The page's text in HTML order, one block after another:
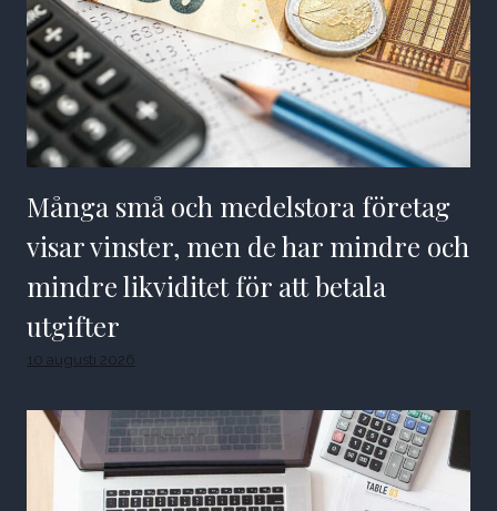
Många små och medelstora företag
visar vinster, men de har mindre och
mindre likviditet för att betala
utgifter
10 augusti 2026